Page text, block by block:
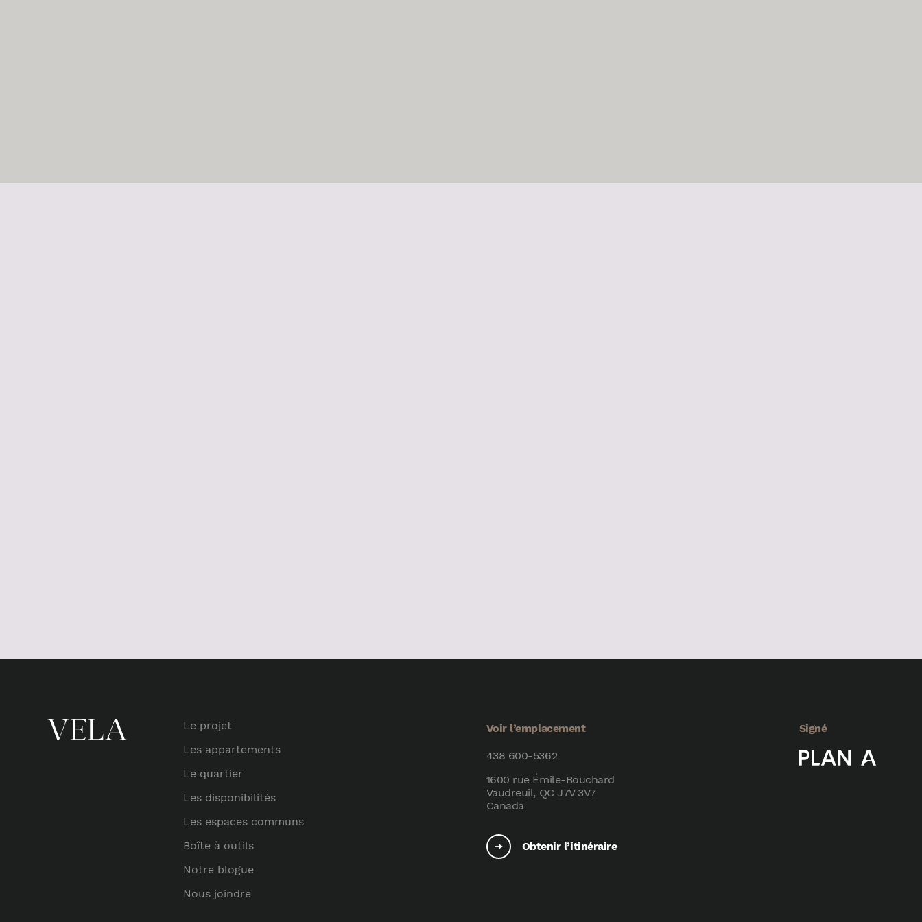
Le projet
Les appartements
Le quartier
Les disponibilités
Les espaces communs
Boîte à outils
Notre blogue
Nous joindre
Voir l’emplacement
438 600-5362
1600 rue Émile-Bouchard
Vaudreuil, QC J7V 3V7
Canada
Obtenir l’itinéraire
Signé